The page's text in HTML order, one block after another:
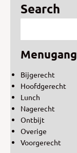
Search
Menugang
Bijgerecht
Hoofdgerecht
Lunch
Nagerecht
Ontbijt
Overige
Voorgerecht